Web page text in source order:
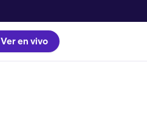
Ver en vivo